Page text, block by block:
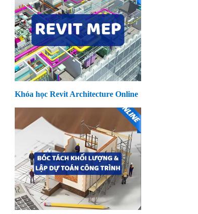
Khóa học Revit Architecture Online